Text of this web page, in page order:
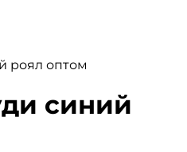
роял оптом
синий